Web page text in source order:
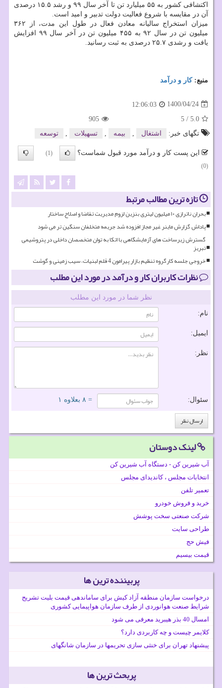
اکتشافی کشور به ۵۵ میلیارد تن تا آخر سال ۹۹ و رشد ۱۵.۵ درصدی
آن در مقایسه با شروع فعالیت دولت تدبیر و امید است.
میزان استخراج سالیانه معادن فعال در طول این مدت، از ۳۶۲
میلیون تن در سال ۹۲ به ۴۵۵ میلیون تن در آخر سال ۹۹ افزایش
یافت و رشدی ۲۵.۷ درصدی به ثبت رسانید.
منبع:كار و درآمد
1400/04/24
12:06:03
5.0
/
5
905
تگهای خبر:
اشتغال بیمه تسهیلات توسعه
این پست کار و درآمد مورد قبول شماست؟
(1)
(0)
تازه ترین مطالب مرتبط
بحران ناترازی ۱۰ میلیون لیتری بنزین لزوم مدیریت تقاضا و اصلاح ساختار
پاداش گزارش ماینر غیر مجاز افزوده شد جریمه متخلفان سنگین تر می شود
گسترش زیرساخت های آزمایشگاهی با اتکا به توان متخصصان داخلی در پتروشیمی
تبریز
خروجی جلسه کارگروه تنظیم بازار پیرامون 4 قلم لبنیات، سیب زمینی و گوشت
نظرات کاربران کار و درآمد در مورد این مطلب
نظر شما در مورد این مطلب
نام:
ایمیل:
نظر:
سئوال: = ۸ بعلاوه ۱
لینک دوستان
آب شیرین کن - دستگاه آب شیرین کن
انتخابات مجلس ، کاندیدای مجلس
تعمیر تلفن
خرید و فروش خودرو
شرکت صنعتی سخت پوشش
طراحی سایت
فیش حج
قیمت بیسیم
پربیننده ترین ها
درخواست سازمان منطقه آزاد کیش برای ساماندهی قیمت بلیت تشریح
شرایط صنعت هوانوردی از طرف سازمان هواپیمایی کشوری
امسال 40 بذر هیبرید معرفی می شود
کلایمر چیست و چه کاربردی دارد؟
پیشنهاد تهران برای خنثی سازی تحریمها در سازمان شانگهای
پربحث ترین ها